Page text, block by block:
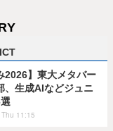
2026】東大メタバー
、生成AIなどジュニ
11:15